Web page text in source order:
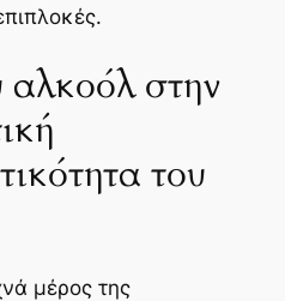
στην
του
μέρος της